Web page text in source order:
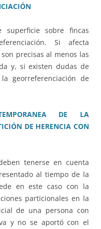
sobre fincas
Si afecta
precisas al menos las
y, si existen dudas de
georreferenciación de
DE LA
DE HERENCIA CON
tenerse en cuenta
al tiempo de la
en este caso con la
particionales en la
de una persona con
y no se aportó con el